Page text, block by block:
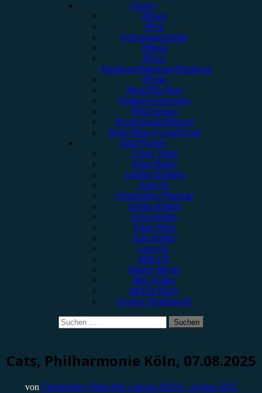
Genres
#Rock
#Pop
#Alternative/Indie
#Metal
#Post-
Hardcore/Hardcore/Metalcore
#Punk
#Rap/Hip-Hop
#Singer/Songwriter
#Electronica
#Soundtrack/Musical
#Jazz/Blues/Gospel/Soul
Autor*innen
Unser Team
Alina Hasky
Andrea Holstein
Anna W.
Christopher Filipecki
Emilia Knebel
Gina Köhler
Jonas Horn
Julia Köhler
Lucie K.
Marie H.
Marius Meyer
Max Keller
Melvin Klein
Yvonne Hopfensack
Suchen
nach:
Cats, Philharmonie Köln, 07.08.2025
von Christopher Filipecki8. August 202531. August 2025